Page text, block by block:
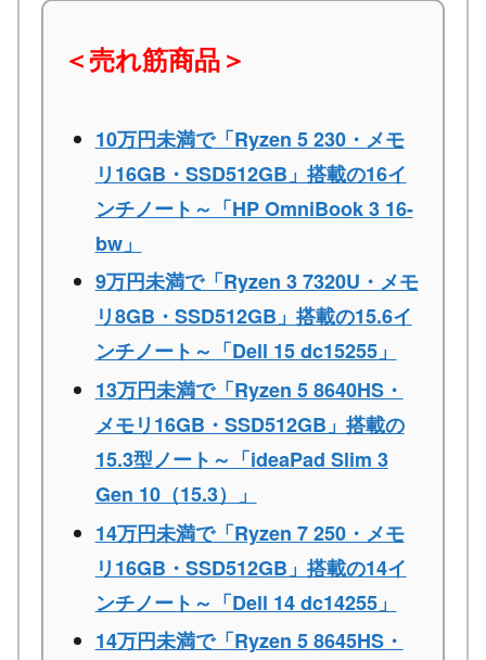
＜売れ筋商品＞
10万円未満で「Ryzen 5 230・メモ
リ16GB・SSD512GB」搭載の16イ
ンチノート～「HP OmniBook 3 16-
bw」
9万円未満で「Ryzen 3 7320U・メモ
リ8GB・SSD512GB」搭載の15.6イ
ンチノート～「Dell 15 dc15255」
13万円未満で「Ryzen 5 8640HS・
メモリ16GB・SSD512GB」搭載の
15.3型ノート～「ideaPad Slim 3
Gen 10（15.3）」
14万円未満で「Ryzen 7 250・メモ
リ16GB・SSD512GB」搭載の14イ
ンチノート～「Dell 14 dc14255」
14万円未満で「Ryzen 5 8645HS・